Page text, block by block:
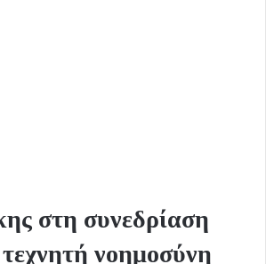
στη συνεδρίαση
νοημοσύνη